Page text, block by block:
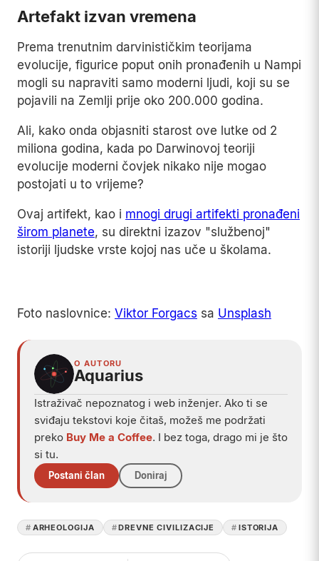
Artefakt izvan vremena
Prema trenutnim darvinističkim teorijama
evolucije, figurice poput onih pronađenih u Nampi
mogli su napraviti samo moderni ljudi, koji su se
pojavili na Zemlji prije oko 200.000 godina.
Ali, kako onda objasniti starost ove lutke od 2
miliona godina, kada po Darwinovoj teoriji
evolucije moderni čovjek nikako nije mogao
postojati u to vrijeme?
Ovaj artifekt, kao i mnogi drugi artifekti pronađeni
širom planete, su direktni izazov "službenoj"
istoriji ljudske vrste kojoj nas uče u školama.
Foto naslovnice: Viktor Forgacs sa Unsplash
O AUTORU
Aquarius
Istraživač nepoznatog i web inženjer. Ako ti se
sviđaju tekstovi koje čitaš, možeš me podržati
preko Buy Me a Coffee. I bez toga, drago mi je što
si tu.
Postani član Doniraj
ARHEOLOGIJA DREVNE CIVILIZACIJE ISTORIJA